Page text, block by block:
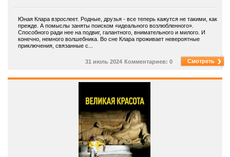
Юная Клара взрослеет. Родные, друзья - все теперь кажутся не такими, как
прежде. А помыслы заняты поиском «идеального возлюбленного».
Способного ради нее на подвиг, галантного, внимательного и милого. И
конечно, немного волшебника. Во сне Клара проживает невероятные
приключения, связанные с...
31 июль 2024 Комментариев: 0 Смотреть